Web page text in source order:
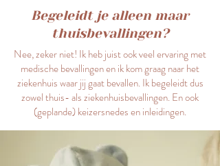
Begeleidt je alleen maar
thuisbevallingen?
Nee, zeker niet! Ik heb juist ook veel ervaring met
medische bevallingen en ik kom graag naar het
ziekenhuis waar jij gaat bevallen. Ik begeleidt dus
zowel thuis- als ziekenhuisbevallingen. En ook
(geplande) keizersnedes en inleidingen.